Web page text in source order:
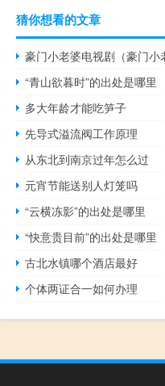
猜你想看的文章
豪门小老婆电视剧（豪门小
“青山欲暮时”的出处是哪里
多大年龄才能吃笋子
先导式溢流阀工作原理
从东北到南京过年怎么过
元宵节能送别人灯笼吗
“云横冻影”的出处是哪里
“快意贵目前”的出处是哪里
古北水镇哪个酒店最好
个体两证合一如何办理